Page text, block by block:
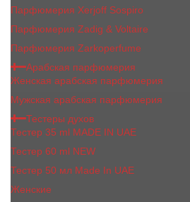
Парфюмерия Xerjoff Sospiro
Парфюмерия Zadig & Voltaire
Парфюмерия Zarkoperfume
Арабская парфюмерия
Женская арабская парфюмерия
Мужская арабская парфюмерия
Тестеры духов
Тестер 35 ml MADE IN UAE
Тестер 60 ml NEW
Тестер 50 мл Made In UAE
Женские